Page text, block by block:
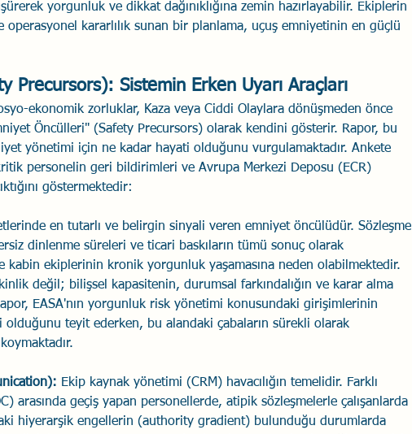
yorgunluk ve dikkat dağınıklığına zemin hazırlayabilir. Ekiplerin
operasyonel kararlılık sunan bir planlama, uçuş emniyetinin en güçlü
Precursors): Sistemin Erken Uyarı Araçları
ekonomik zorluklar, Kaza veya Ciddi Olaylara dönüşmeden önce
Öncülleri" (Safety Precursors) olarak kendini gösterir. Rapor, bu
yönetimi için ne kadar hayati olduğunu vurgulamaktadır. Ankete
personelin geri bildirimleri ve Avrupa Merkezi Deposu (ECR)
göstermektedir:
en tutarlı ve belirgin sinyali veren emniyet öncülüdür. Sözleşme
dinlenme süreleri ve ticari baskıların tümü sonuç olarak
kabin ekiplerinin kronik yorgunluk yaşamasına neden olabilmektedir.
değil; bilişsel kapasitenin, durumsal farkındalığın ve karar alma
EASA'nın yorgunluk risk yönetimi konusundaki girişimlerinin
teyit ederken, bu alandaki çabaların sürekli olarak
Ekip kaynak yönetimi (CRM) havacılığın temelidir. Farklı
arasında geçiş yapan personellerde, atipik sözleşmelerle çalışanlarda
hiyerarşik engellerin (authority gradient) bulunduğu durumlarda